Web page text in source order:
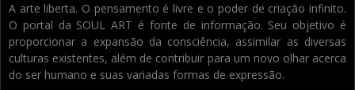
A arte liberta. O pensamento é livre e o poder de criação infinito.
O portal da SOUL ART é fonte de informação. Seu objetivo é
proporcionar a expansão da consciência, assimilar as diversas
culturas existentes, além de contribuir para um novo olhar acerca
do ser humano e suas variadas formas de expressão.